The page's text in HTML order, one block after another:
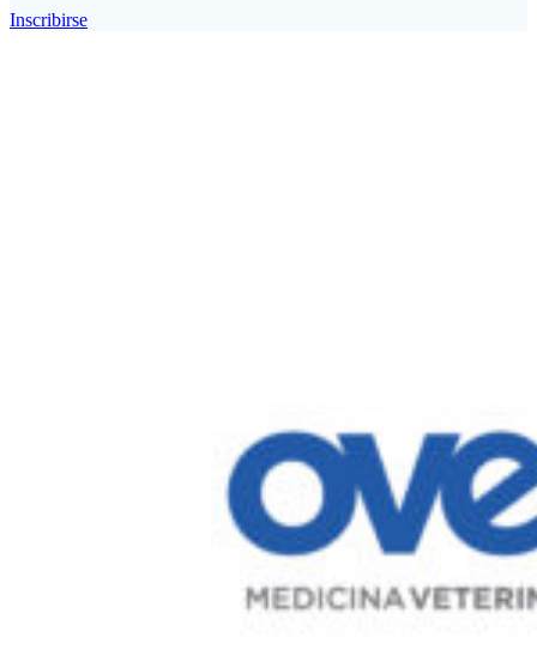
Inscribirse